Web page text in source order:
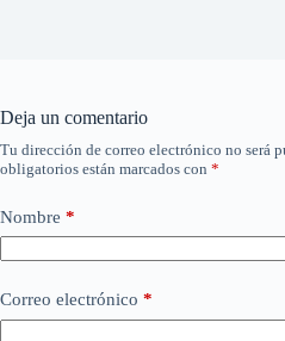
Deja un comentario
Tu dirección de correo electrónico no será
obligatorios están marcados con *
Nombre *
Correo electrónico *